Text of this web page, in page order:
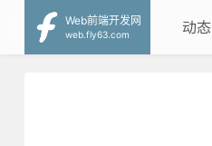
Web前端开发网
web.fly63.com
动态